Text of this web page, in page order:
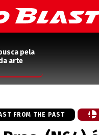
pela
arte
FROM THE PAST